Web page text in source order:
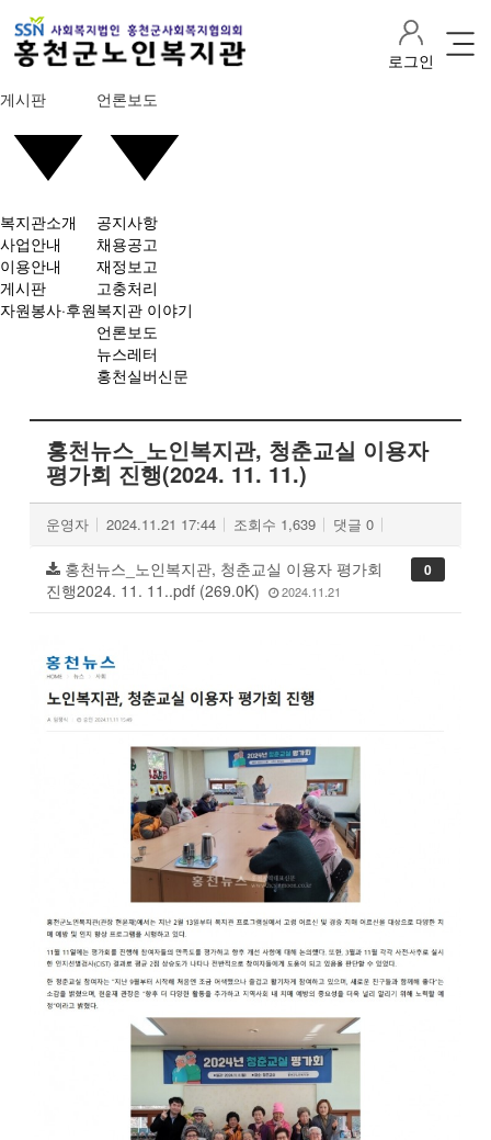
로그인
게시판
복지관소개
사업안내
이용안내
게시판
자원봉사·후원
언론보도
공지사항
채용공고
재정보고
고충처리
복지관 이야기
언론보도
뉴스레터
홍천실버신문
홍천뉴스_노인복지관, 청춘교실 이용자
평가회 진행(2024. 11. 11.)
운영자 2024.11.21 17:44 조회수 1,639 댓글 0
0
홍천뉴스_노인복지관, 청춘교실 이용자 평가회
진행2024. 11. 11..pdf (269.0K)
2024.11.21